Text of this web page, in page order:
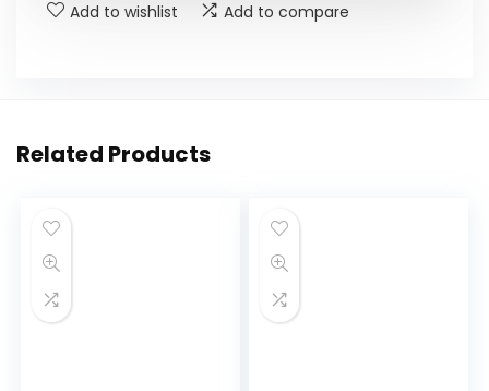
Add to wishlist Add to compare
Related Products